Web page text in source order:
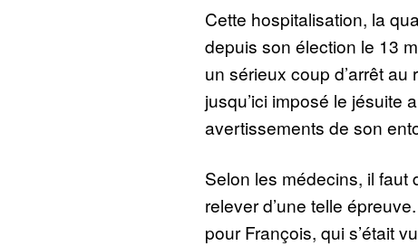
Cette hospitalisation, la
depuis son élection le 13
un sérieux coup d’arrêt au
jusqu’ici imposé le jésuite
avertissements de son
Selon les médecins, il faut
relever d’une telle
pour François, qui s’était